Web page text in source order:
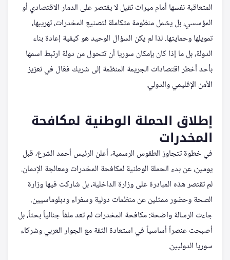
المتعاقبة نفسها أمام ميراث ثقيل لا يقتصر على الدمار الاقتصادي أو
المؤسسي، بل يشمل منظومة متكاملة لتصنيع المخدرات، تهريبها،
تمويلها وحمايتها. لذا لم يكن السؤال الوحيد هو كيفية إعادة بناء
الدولة، بل ما إذا كان بإمكان سوريا أن تتحول من دولة ارتبط اسمها
بأحد أخطر اقتصادات الجريمة المنظمة إلى شريك فعّال في تعزيز
الأمن الإقليمي والدولي.
إطلاق الحملة الوطنية لمكافحة
المخدرات
في خطوة تتجاوز الطقوس الرسمية، أعلن الرئيس أحمد الشرع، قبل
يومين، عن بدء الحملة الوطنية لمكافحة المخدرات ومعالجة الإدمان.
لم تقتصر هذه المبادرة على وزارة الداخلية، بل شاركت فيها وزارة
الصحة وحضور ممثلين عن منظمات دولية وسفراء ودبلوماسيين.
جاءت الرسالة واضحة: مكافحة المخدرات لم تعد ملفاً جنائياً بحتاً، بل
أصبحت عنصراً أساسياً في استعادة الثقة مع الجوار العربي وشركاء
سوريا الدوليين.